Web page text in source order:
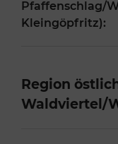
Pfaffenschlag/
Kleingöpfritz):
Region
Waldviertel/